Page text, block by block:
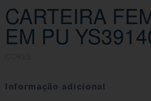
CARTEIRA
EM PU
Informação adicional